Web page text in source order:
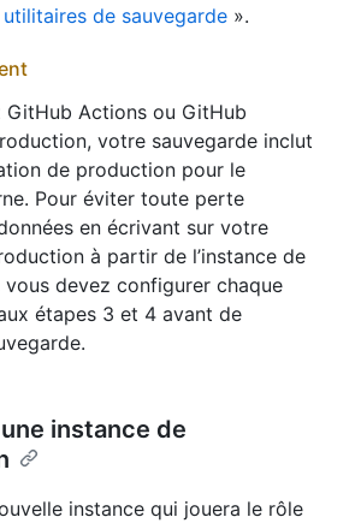
de sauvegarde ».
GitHub Actions ou GitHub
votre sauvegarde inclut
de production pour le
Pour éviter toute perte
en écrivant sur votre
à partir de l’instance de
devez configurer chaque
étapes 3 et 4 avant de
instance de
instance qui jouera le rôle